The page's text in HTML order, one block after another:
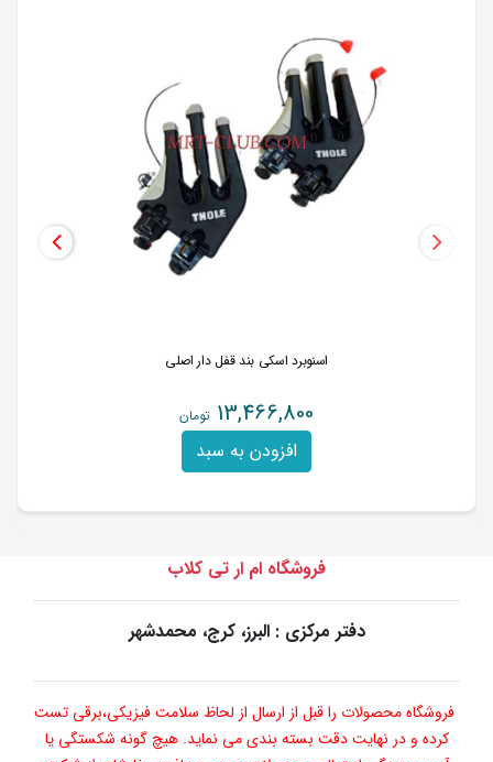
اسنوبرد اسکی بند قفل دار اصلی
13,466,800 تومان
افزودن به سبد
فروشگاه ام ار تی کلاب
دفتر مرکزی : البرز، کرج، محمدشهر
فروشگاه محصولات را قبل از ارسال از لحاظ سلامت فیزیکی،برقی تست
کرده و در نهایت دقت بسته بندی می نماید. هیچ گونه شکستگی یا